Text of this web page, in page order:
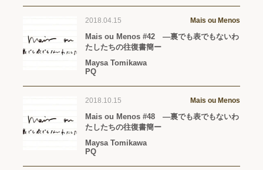
2018.04.15 Mais ou Menos
Mais ou Menos #42 —裏でも表でもないわ
たしたちの往復書簡ー
Maysa Tomikawa
PQ
2018.10.15 Mais ou Menos
Mais ou Menos #48 —裏でも表でもないわ
たしたちの往復書簡ー
Maysa Tomikawa
PQ